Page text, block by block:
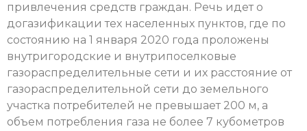
привлечения средств граждан. Речь идет о
догазификации тех населенных пунктов, где по
состоянию на 1 января 2020 года проложены
внутригородские и внутрипоселковые
газораспределительные сети и их расстояние от
газораспределительной сети до земельного
участка потребителей не превышает 200 м, а
объем потребления газа не более 7 кубометров